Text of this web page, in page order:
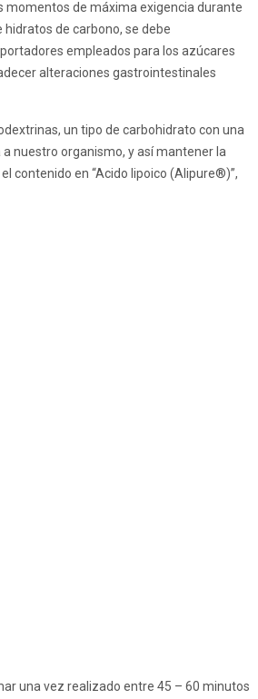
momentos de máxima exigencia durante
de carbono, se debe
empleados para los azúcares
alteraciones gastrointestinales
un tipo de carbohidrato con una
nuestro organismo, y así mantener la
contenido en “Acido lipoico (Alipure®)”,
una vez realizado entre 45 – 60 minutos